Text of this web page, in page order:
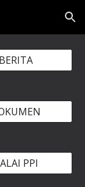
Skip to navigation
BERITA
PPI